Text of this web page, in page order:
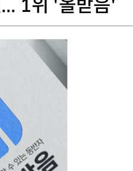
1위 '올받음'